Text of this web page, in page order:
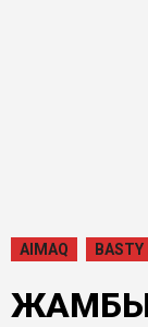
AIMAQ BASTY